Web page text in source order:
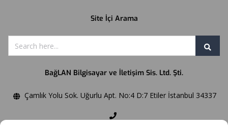
Site İçi Arama
BağLAN Bilgisayar ve İletişim Sis. Ltd. Şti.
Çamlık Yolu Sok. Uğurlu Apt. No:4 D:7 Etiler İstanbul 34337